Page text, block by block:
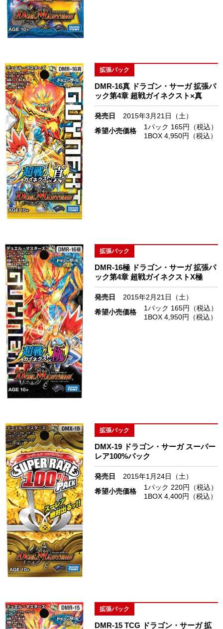
拡張パック
DMR-16真 ドラゴン・サーガ 拡張パ
ック第4章 超戦ガイネクスト×真
発売日
2015年3月21日（土）
希望小売価格
1パック 165円（税込）
1BOX 4,950円（税込）
拡張パック
DMR-16極 ドラゴン・サーガ 拡張パ
ック第4章 超戦ガイネクストX極
発売日
2015年2月21日（土）
希望小売価格
1パック 165円（税込）
1BOX 4,950円（税込）
拡張パック
DMX-19 ドラゴン・サーガ スーパー
レア100%パック
発売日
2015年1月24日（土）
希望小売価格
1パック 220円（税込）
1BOX 4,400円（税込）
拡張パック
DMR-15 TCG ドラゴン・サーガ 拡